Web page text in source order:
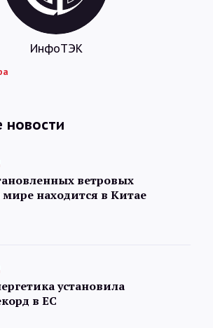
ИнфоТЭК
ветровых
находится в Китае
установила
в ЕС